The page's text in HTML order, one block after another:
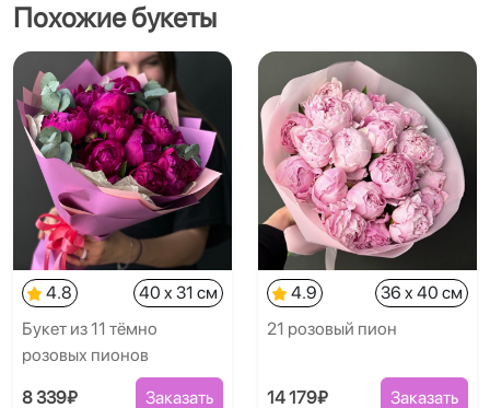
Похожие букеты
4.8
40 x 31 см
Букет из 11 тёмно
розовых пионов
8 339₽ Заказать
4.9
36 x 40 см
21 розовый пион
14 179₽ Заказать